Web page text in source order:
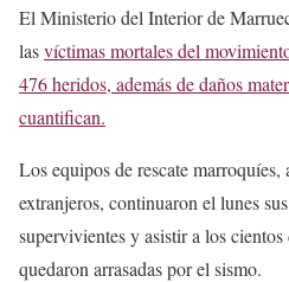
El Ministerio del Interior de
lasvíctimas mortales del
476 heridos, además de daños
cuantifican.
Los equipos de rescate marroquíes,
extranjeros, continuaron el lunes
supervivientes y asistir a los cientos
quedaron arrasadas por el sismo.